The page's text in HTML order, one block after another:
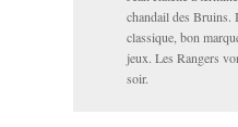
chandail des Bruins.
classique, bon
jeux. Les Rangers
soir.